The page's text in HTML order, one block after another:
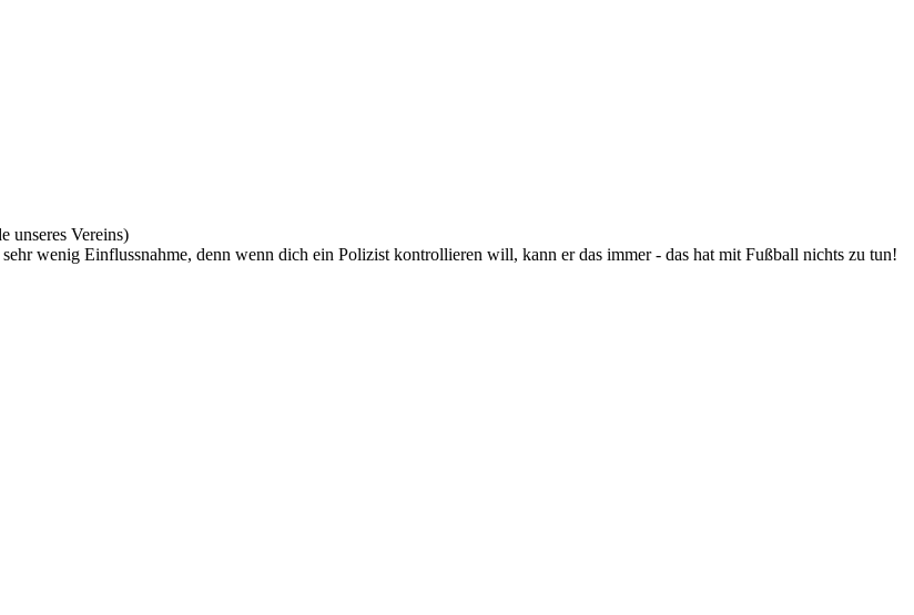
unseres Vereins)
wenig Einflussnahme, denn wenn dich ein Polizist kontrollieren will, kann er das immer - das hat mit Fußball nichts zu tun!